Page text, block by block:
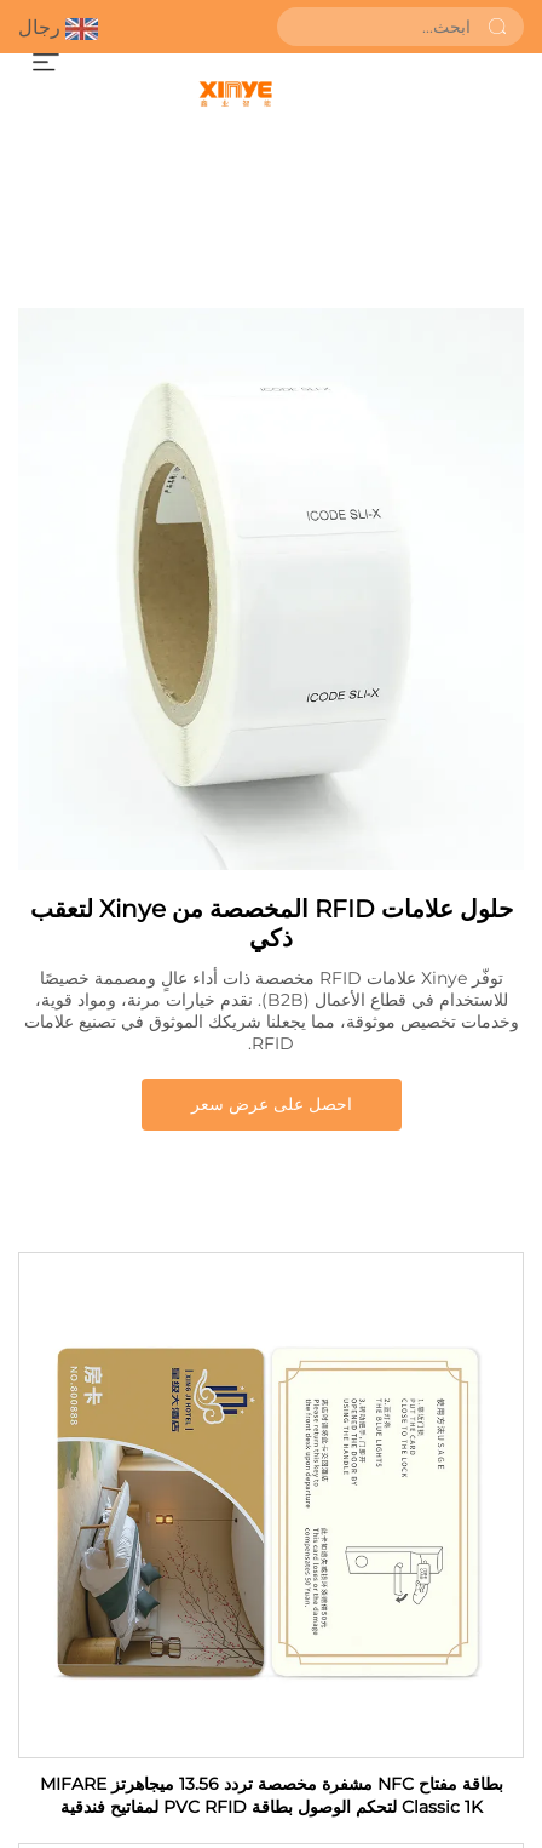
رجال
حلول علامات RFID المخصصة من Xinye لتعقب
ذكي
توفّر Xinye علامات RFID مخصصة ذات أداء عالٍ ومصممة خصيصًا
للاستخدام في قطاع الأعمال (B2B). نقدم خيارات مرنة، ومواد قوية،
وخدمات تخصيص موثوقة، مما يجعلنا شريكك الموثوق في تصنيع علامات
RFID.
احصل على عرض سعر
بطاقة مفتاح NFC مشفرة مخصصة تردد 13.56 ميجاهرتز MIFARE
Classic 1K لتحكم الوصول بطاقة PVC RFID لمفاتيح فندقية